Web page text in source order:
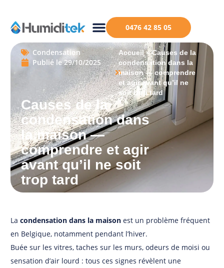
0476 42 85 05
Condensation
Publié le29/10/2025
Accueil»Causes de la
condensation dans la
maison — comprendre
et agir avant qu’il ne
soit trop tard
Causes de la
condensation dans
la maison —
comprendre et agir
avant qu’il ne soit
trop tard
La condensation dans la maison est un problème fréquent
en Belgique, notamment pendant l’hiver.
Buée sur les vitres, taches sur les murs, odeurs de moisi ou
sensation d’air lourd : tous ces signes révèlent une